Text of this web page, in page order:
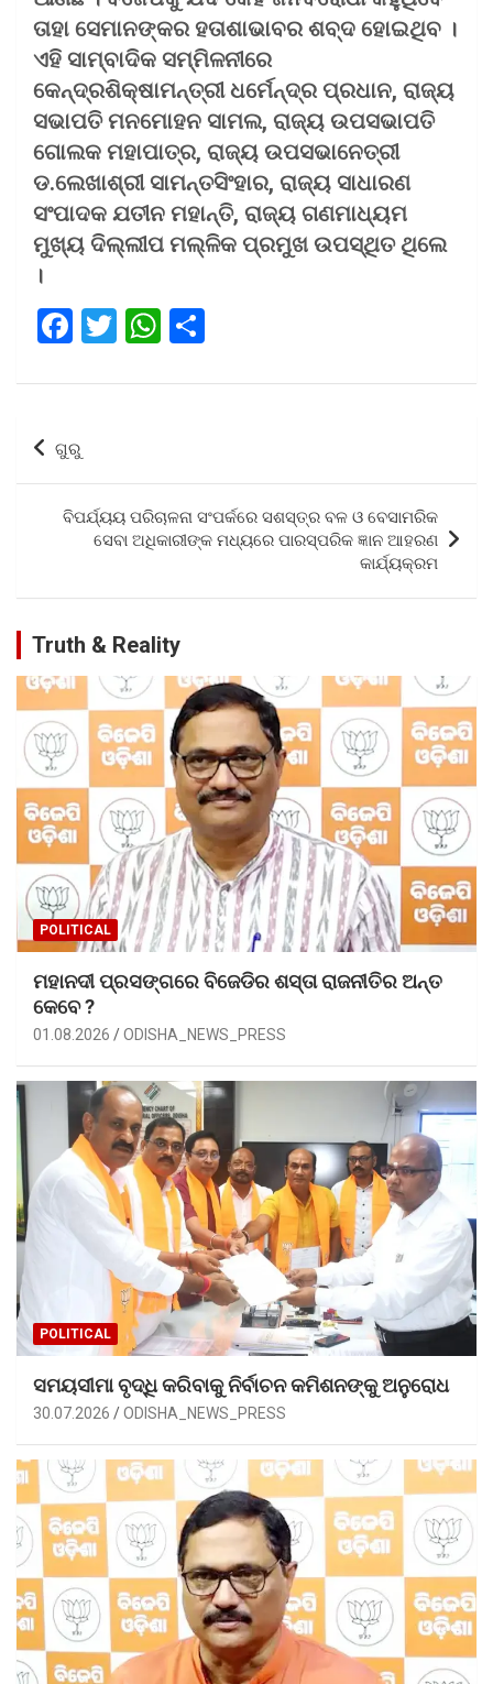
ତାହା ସେମାନଙ୍କର ହତାଶାଭାବର ଶବ୍ଦ ହୋଇଥିବ ।
ଏହି ସାମ୍ବାଦିକ ସମ୍ମିଳନୀରେ
କେନ୍ଦ୍ରଶିକ୍ଷାମନ୍ତ୍ରୀ ଧର୍ମେନ୍ଦ୍ର ପ୍ରଧାନ, ରାଜ୍ୟ
ସଭାପତି ମନମୋହନ ସାମଲ, ରାଜ୍ୟ ଉପସଭାପତି
ଗୋଲକ ମହାପାତ୍ର, ରାଜ୍ୟ ଉପସଭାନେତ୍ରୀ
ଡ.ଲେଖାଶ୍ରୀ ସାମନ୍ତସିଂହାର, ରାଜ୍ୟ ସାଧାରଣ
ସଂପାଦକ ଯତୀନ ମହାନ୍ତି, ରାଜ୍ୟ ଗଣମାଧ୍ୟମ
ମୁଖ୍ୟ ଦିଲ୍ଲୀପ ମଲ୍ଳିକ ପ୍ରମୁଖ ଉପସ୍ଥିତ ଥିଲେ
।
F
ce
o
o
k
T
tt
W
at
p
p
ar
Post
navigation
ଗୁରୁ
ବିପର୍ଯ୍ୟୟ ପରିଚାଳନା ସଂପର୍କରେ ସଶସ୍ତ୍ର ବଳ ଓ ବେସାମରିକ
ସେବା ଅଧିକାରୀଙ୍କ ମଧ୍ୟରେ ପାରସ୍ପରିକ ଜ୍ଞାନ ଆହରଣ
କାର୍ଯ୍ୟକ୍ରମ
Truth & Reality
POLITICAL
ମହାନଦୀ ପ୍ରସଙ୍ଗରେ ବିଜେଡିର ଶସ୍ତା ରାଜନୀତିର ଅନ୍ତ
କେବେ ?
01.08.2026 ODISHA_NEWS_PRESS
POLITICAL
ସମୟସୀମା ବୃଦ୍ଧି କରିବାକୁ ନିର୍ବାଚନ କମିଶନଙ୍କୁ ଅନୁରୋଧ
30.07.2026 ODISHA_NEWS_PRESS